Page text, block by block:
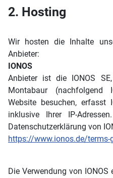
2. Hosting
Wir hosten die Inhalte
Anbieter:
IONOS
Anbieter ist die IONOS
Montabaur (nachfolgend
Website besuchen, erfasst
inklusive Ihrer IP-
Datenschutzerklärung von
https://www.ionos.de/terms-
Die Verwendung von